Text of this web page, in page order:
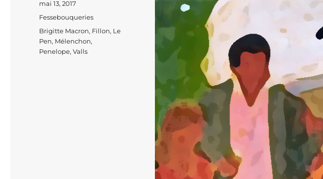
Publié
mai 13, 2017
Catégories
Fessebouqueries
Étiquettes
Brigitte Macron, Fillon, Le
Pen, Mélenchon,
Penelope,Valls